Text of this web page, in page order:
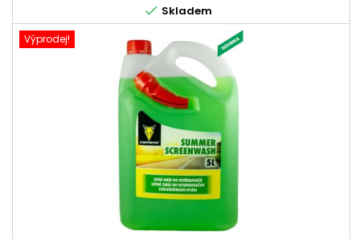
 Skladem
Výprodej!